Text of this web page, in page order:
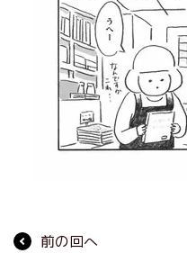
前の回へ